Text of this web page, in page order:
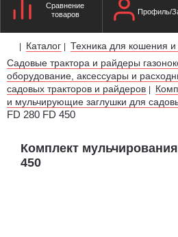
Сравнение
товаров
Профиль/
| Каталог | Техника для кошения и
Садовые трактора и райдеры
оборудование, аксессуары и
садовых тракторов и райдеров |
и мульчирующие заглушки для
FD 280 FD 450
Комплект
450